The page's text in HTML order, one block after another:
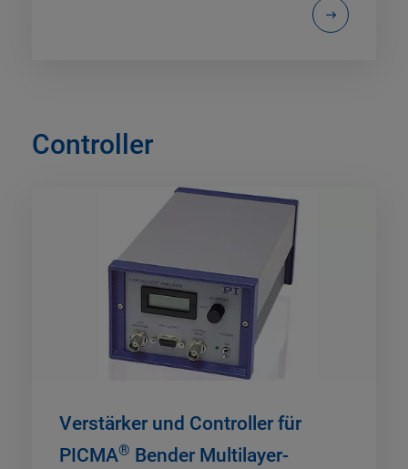
Controller
Verstärker und Controller für
PICMA® Bender Multilayer-